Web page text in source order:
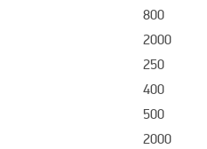
800
2000
250
400
500
2000